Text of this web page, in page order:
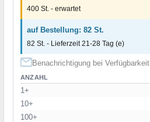
400 St. - erwartet
auf Bestellung: 82 St.
82 St. - Lieferzeit 21-28 Tag (e)
Benachrichtigung bei Verfügbarkeit
ANZAHL
1+
10+
100+